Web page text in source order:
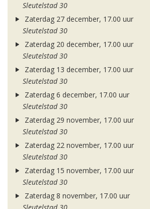
Sleutelstad 30
Zaterdag 27 december, 17.00 uur
Sleutelstad 30
Zaterdag 20 december, 17.00 uur
Sleutelstad 30
Zaterdag 13 december, 17.00 uur
Sleutelstad 30
Zaterdag 6 december, 17.00 uur
Sleutelstad 30
Zaterdag 29 november, 17.00 uur
Sleutelstad 30
Zaterdag 22 november, 17.00 uur
Sleutelstad 30
Zaterdag 15 november, 17.00 uur
Sleutelstad 30
Zaterdag 8 november, 17.00 uur